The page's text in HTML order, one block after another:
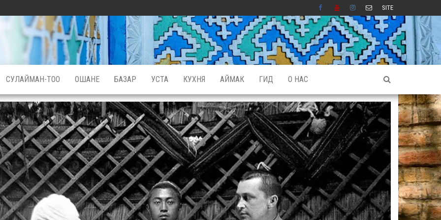
SITE
СУЛАЙМАН-ТОО ОШАНЕ БАЗАР УСТА КУХНЯ АЙМАК ГИД О НАС